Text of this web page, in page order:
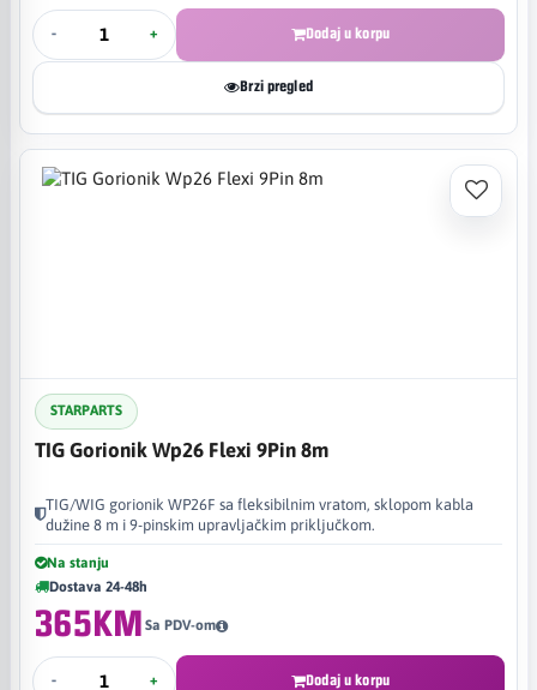
- + Dodaj u korpu
Brzi pregled
STARPARTS
TIG Gorionik Wp26 Flexi 9Pin 8m
TIG/WIG gorionik WP26F sa fleksibilnim vratom, sklopom kabla
dužine 8 m i 9-pinskim upravljačkim priključkom.
Na stanju
Dostava 24-48h
365KM Sa PDV-om
- + Dodaj u korpu